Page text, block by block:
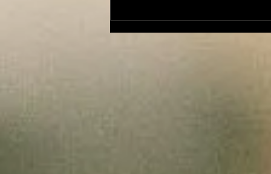
sa nouvelle édition